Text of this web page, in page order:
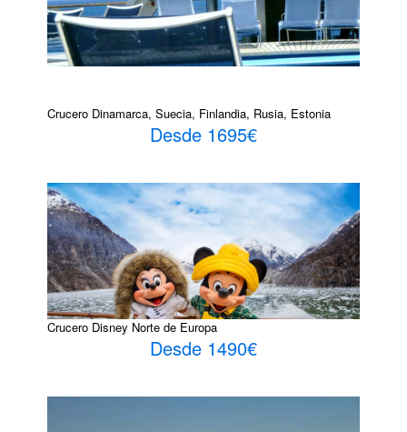
Crucero Dinamarca, Suecia, Finlandia, Rusia, Estonia
Desde 1695€
Crucero Disney Norte de Europa
Desde 1490€